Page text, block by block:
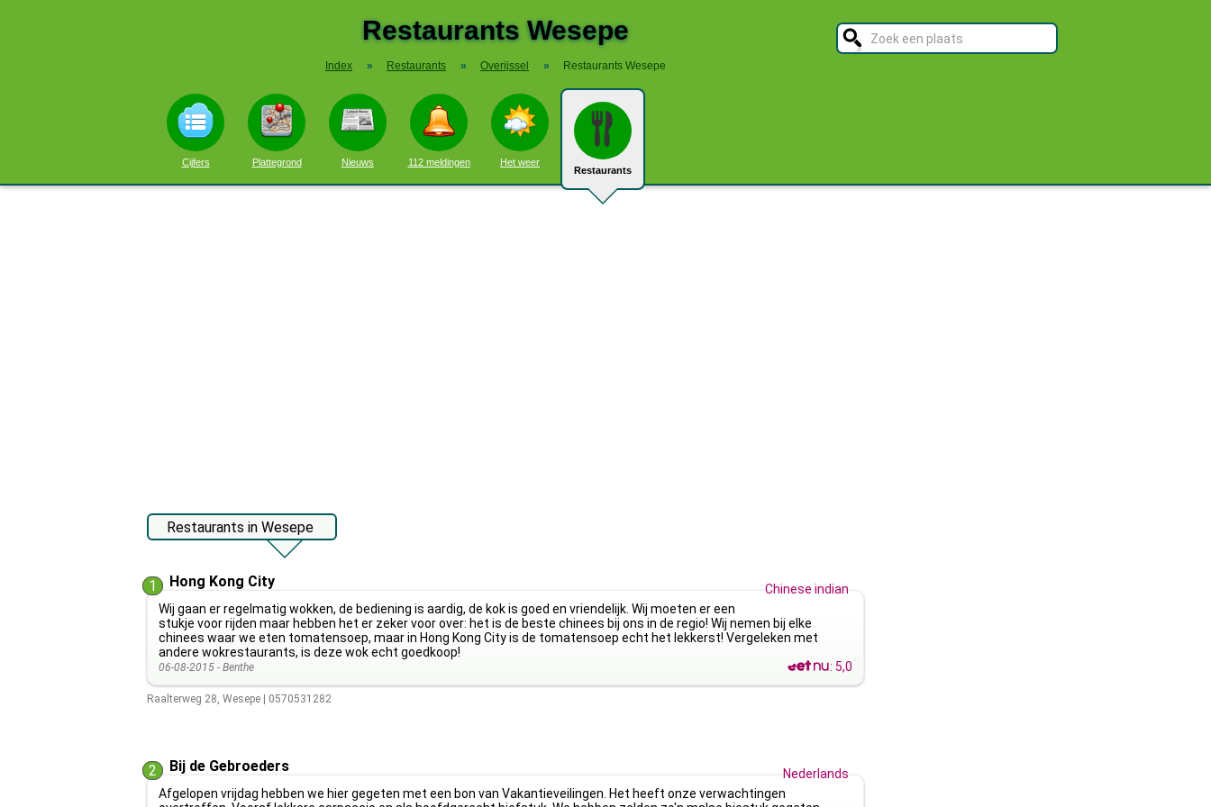
Restaurants Wesepe
Index » Restaurants » Overijssel » Restaurants Wesepe
Cijfers Plattegrond Nieuws 112 meldingen Het weer
Restaurants
Restaurants in Wesepe
1 Hong Kong City
Chinese indian
Wij gaan er regelmatig wokken, de bediening is aardig, de kok is goed en vriendelijk. Wij moeten er een
stukje voor rijden maar hebben het er zeker voor over: het is de beste chinees bij ons in de regio! Wij nemen bij elke
chinees waar we eten tomatensoep, maar in Hong Kong City is de tomatensoep echt het lekkerst! Vergeleken met
andere wokrestaurants, is deze wok echt goedkoop!
06-08-2015 - Benthe : 5,0
Raalterweg 28, Wesepe| 0570531282
2 Bij de Gebroeders
Nederlands
Afgelopen vrijdag hebben we hier gegeten met een bon van Vakantieveilingen. Het heeft onze verwachtingen